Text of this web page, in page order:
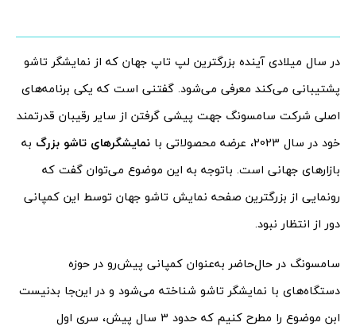
در سال میلادی آینده بزرگترین لپ تاپ جهان که از نمایشگر تاشو
پشتیبانی می‌کند معرفی می‌شود. گفتنی است که یکی برنامه‌‌های
اصلی شرکت سامسونگ جهت پیشی گرفتن از سایر رقیبان قدرتمند
خود در سال 2023، عرضه محصولاتی با
نمایشگرهای تاشو بزرگ به
بازارهای جهانی است. باتوجه به این موضوع می‌توان گفت که
رونمایی از بزرگترین صفحه نمایش تاشو جهان توسط این کمپانی
دور از انتظار نبود.
سامسونگ در حال‌حاضر به‌عنوان کمپانی پیش‌رو در حوزه
دستگاه‌های با نمایشگر تاشو شناخته می‌شود و در این‌جا بدنیست
ابن موضوع را مطرح کنیم که حدود 3 سال پیش، سری اول